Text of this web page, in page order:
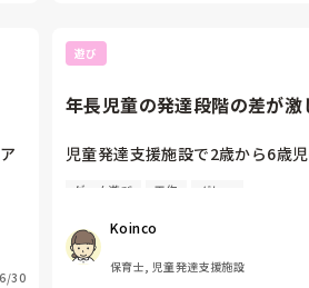
30
遊び
年長児童の発達段階の差が
児童発達支援施設で2歳から6歳児
も低い子がいます。その子は、
使った高度な製作が得意です。
今度、そのお子様も交えた年長児
ゲーム遊び 工作 グレー
Koinco
保育士, 児童発達支援施設